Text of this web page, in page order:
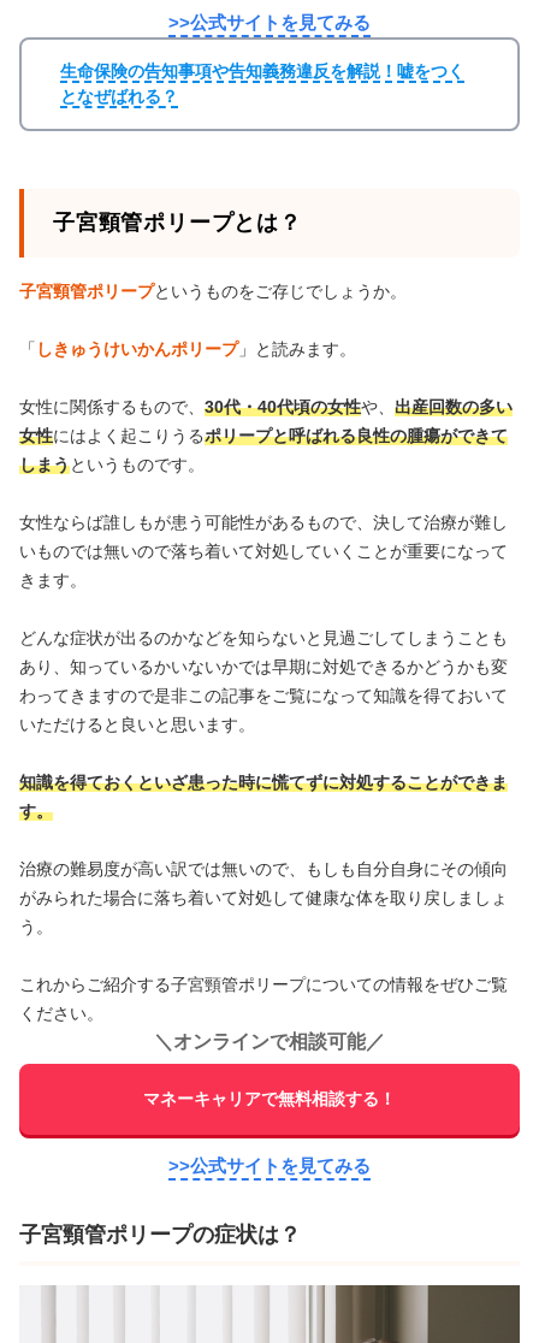
>>公式サイトを見てみる
生命保険の告知事項や告知義務違反を解説！嘘をつく
となぜばれる？
子宮頸管ポリープとは？
子宮頸管ポリープというものをご存じでしょうか。
「 しきゅうけいかんポリープ」と読みます。
女性に関係するもので、 30代・40代頃の女性や、 出産回数の多い
女性にはよく起こりうるポリープと呼ばれる良性の腫瘍ができて
しまうというものです。
女性ならば誰しもが患う可能性があるもので、決して治療が難し
いものでは無いので落ち着いて対処していくことが重要になって
きます。
どんな症状が出るのかなどを知らないと見過ごしてしまうことも
あり、知っているかいないかでは早期に対処できるかどうかも変
わってきますので是非この記事をご覧になって知識を得ておいて
いただけると良いと思います。
知識を得ておくといざ患った時に慌てずに対処することができま
す。
治療の難易度が高い訳では無いので、もしも自分自身にその傾向
がみられた場合に落ち着いて対処して健康な体を取り戻しましょ
う。
これからご紹介する子宮頸管ポリープについての情報をぜひご覧
ください。
＼ オンラインで相談可能／
マネーキャリアで無料相談する！
>>公式サイトを見てみる
子宮頸管ポリープの症状は？